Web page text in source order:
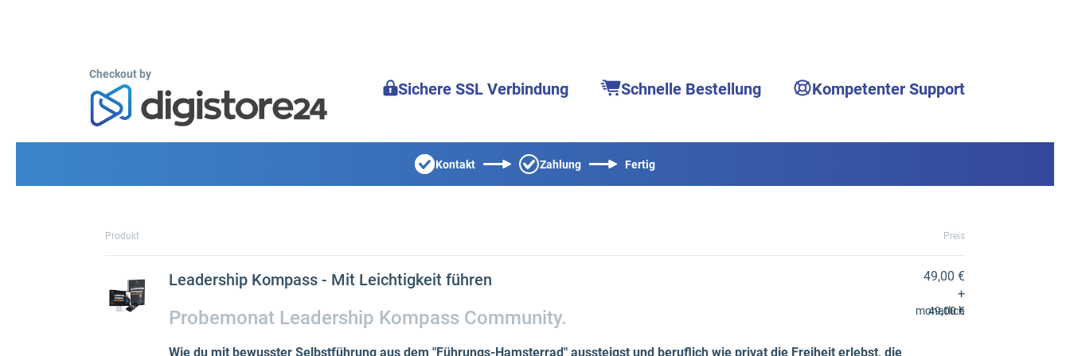
Checkout by
Sichere SSL Verbindung Schnelle Bestellung Kompetenter Support
Kontakt Zahlung Fertig
Produkt Preis
Leadership Kompass - Mit Leichtigkeit führen
Probemonat Leadership Kompass Community.
Wie du mit bewusster Selbstführung aus dem "Führungs-Hamsterrad" aussteigst und beruflich wie privat die Freiheit erlebst, die
49,00 €
+
49,00 €
monatlich